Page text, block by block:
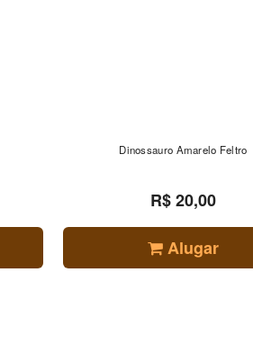
Dinossauro Amarelo Feltro
R$ 20,00
Alugar